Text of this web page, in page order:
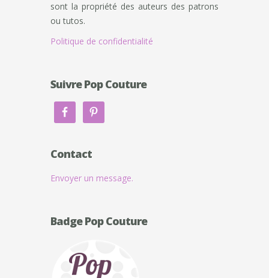
sont la propriété des auteurs des patrons
ou tutos.
Politique de confidentialité
Suivre Pop Couture
Contact
Envoyer un message.
Badge Pop Couture